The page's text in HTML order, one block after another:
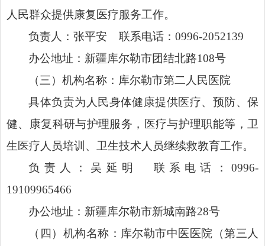
人民群众提供康复医疗服务工作。
负责人：张平安 联系电话：0996-2052139
办公地址：新疆库尔勒市团结北路108号
（三）机构名称：库尔勒市第二人民医院
具体负责为人民身体健康提供医疗、预防、保
健、康复科研与护理服务，医疗与护理职能等，卫
生医疗人员培训、卫生技术人员继续救教育工作。
负责人：吴延明 联系电话：0996-
19109965466
办公地址：新疆库尔勒市新城南路28号
（四）机构名称：库尔勒市中医医院（第三人